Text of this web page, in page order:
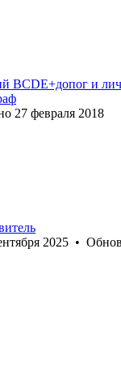
BCDE+допог и
27 февраля 2018
2025 •